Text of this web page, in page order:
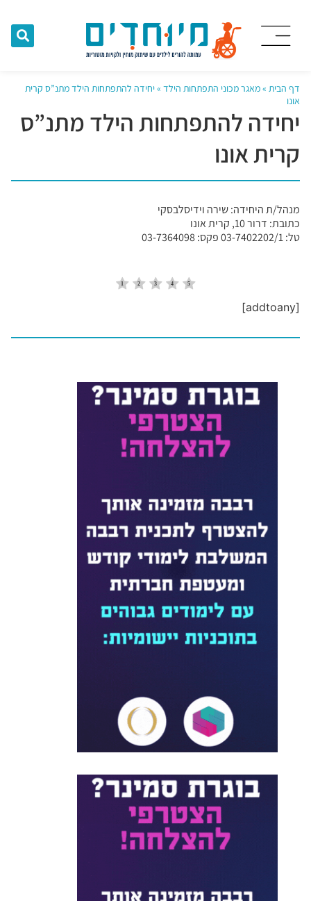
דף הבית »מאגר מכוני התפתחות הילד »יחידה להתפתחות הילד מתנ”ס קרית
אונו
יחידה להתפתחות הילד מתנ”ס
קרית אונו
מנהל/ת היחידה: שירה וידיסלבסקי
כתובת: דרור 10, קרית אונו
טל: 03-7402202/1 פקס: 03-7364098
[addtoany]